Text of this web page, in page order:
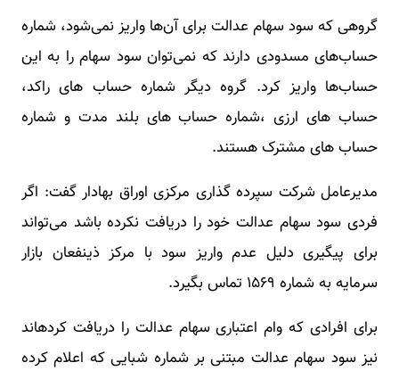
گروهی که سود سهام عدالت برای آن‌ها واریز نمی‌شود، شماره
حساب‌های مسدودی دارند که نمی‌توان سود سهام را به این
حساب‌ها واریز کرد. گروه دیگر شماره حساب های راکد،
حساب های ارزی ،شماره حساب های بلند مدت و شماره
حساب های مشترک هستند.
مدیرعامل شرکت سپرده ‎گذاری مرکزی اوراق بهادار گفت: اگر
فردی سود سهام عدالت خود را دریافت نکرده باشد می‌تواند
برای پیگیری دلیل عدم واریز سود با مرکز ذینفعان بازار
سرمایه به شماره ۱۵۶۹ تماس بگیرد.
برای افرادی که وام اعتباری سهام عدالت را دریافت کرده‎اند
نیز سود سهام عدالت مبتنی بر شماره شبایی که اعلام کرده